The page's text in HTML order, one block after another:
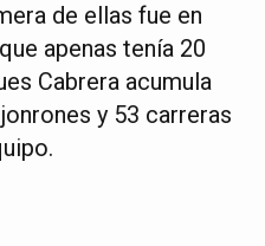
de ellas fue en
apenas tenía 20
Cabrera acumula
y 53 carreras